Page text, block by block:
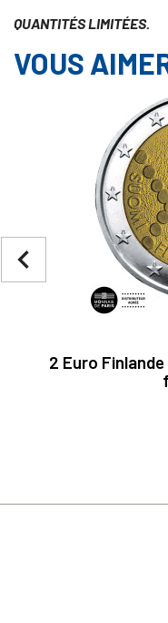
QUANTITÉS LIMITÉES.
VOUS
2 Euro
navigate_before